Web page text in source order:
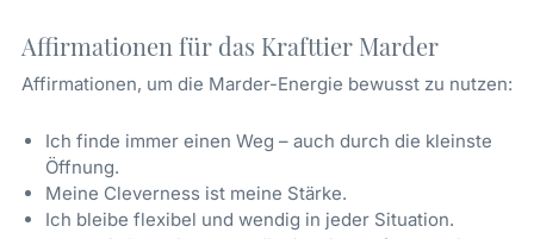
Affirmationen für das Krafttier Marder
Affirmationen, um die Marder-Energie bewusst zu nutzen:
Ich finde immer einen Weg – auch durch die kleinste
Öffnung.
Meine Cleverness ist meine Stärke.
Ich bleibe flexibel und wendig in jeder Situation.